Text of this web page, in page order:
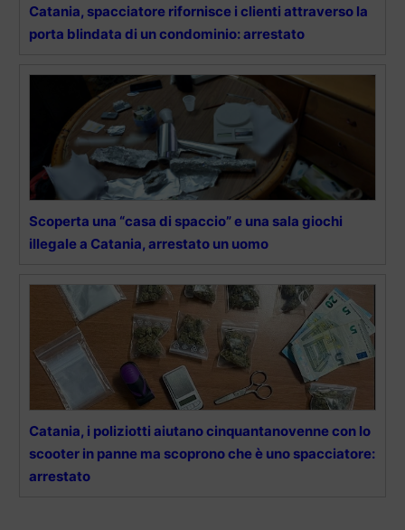
Catania, spacciatore rifornisce i clienti attraverso la
porta blindata di un condominio: arrestato
Scoperta una “casa di spaccio” e una sala giochi
illegale a Catania, arrestato un uomo
Catania, i poliziotti aiutano cinquantanovenne con lo
scooter in panne ma scoprono che è uno spacciatore:
arrestato